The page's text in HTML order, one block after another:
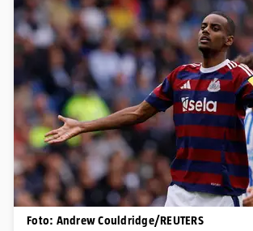
Foto: Andrew Couldridge/REUTERS